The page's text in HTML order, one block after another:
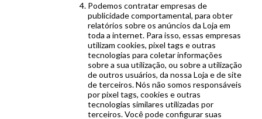
Podemos contratar empresas de
publicidade comportamental, para obter
relatórios sobre os anúncios da Loja em
toda a internet. Para isso, essas empresas
utilizam cookies, pixel tags e outras
tecnologias para coletar informações
sobre a sua utilização, ou sobre a utilização
de outros usuários, da nossa Loja e de site
de terceiros. Nós não somos responsáveis
por pixel tags, cookies e outras
tecnologias similares utilizadas por
terceiros. Você pode configurar suas